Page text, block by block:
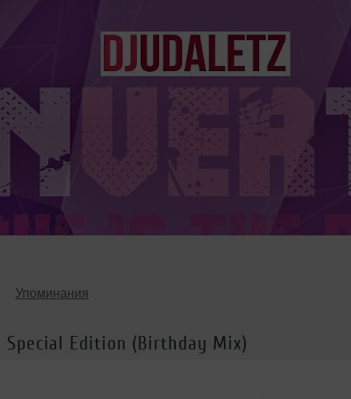
Упоминания
- Special Edition (Birthday Mix)